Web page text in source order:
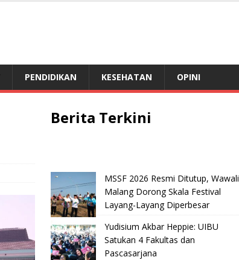
PENDIDIKAN KESEHATAN OPINI
Berita Terkini
MSSF 2026 Resmi Ditutup, Wawali
Malang Dorong Skala Festival
Layang-Layang Diperbesar
Yudisium Akbar Heppie: UIBU
Satukan 4 Fakultas dan
Pascasarjana